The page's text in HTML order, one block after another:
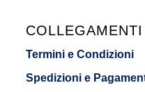
COLLEGAMENTI
Termini e Condizioni
Spedizioni e